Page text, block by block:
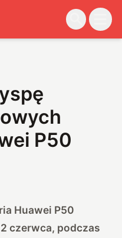
P50
Huawei P50
czerwca, podczas